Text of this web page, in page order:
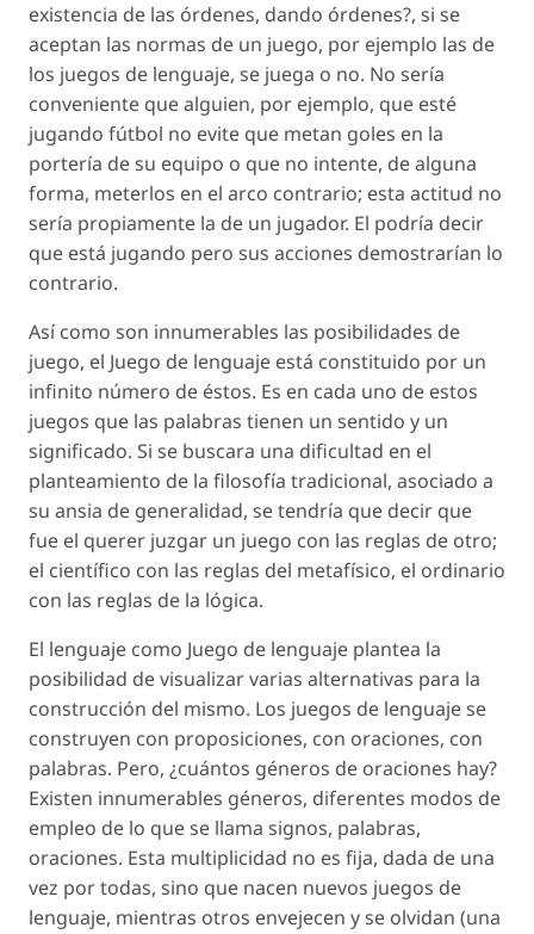
existencia de las órdenes, dando órdenes?, si se
aceptan las normas de un juego, por ejemplo las de
los juegos de lenguaje, se juega o no. No sería
conveniente que alguien, por ejemplo, que esté
jugando fútbol no evite que metan goles en la
portería de su equipo o que no intente, de alguna
forma, meterlos en el arco contrario; esta actitud no
sería propiamente la de un jugador. El podría decir
que está jugando pero sus acciones demostrarían lo
contrario.
Así como son innumerables las posibilidades de
juego, el Juego de lenguaje está constituido por un
infinito número de éstos. Es en cada uno de estos
juegos que las palabras tienen un sentido y un
significado. Si se buscara una dificultad en el
planteamiento de la filosofía tradicional, asociado a
su ansia de generalidad, se tendría que decir que
fue el querer juzgar un juego con las reglas de otro;
el científico con las reglas del metafísico, el ordinario
con las reglas de la lógica.
El lenguaje como Juego de lenguaje plantea la
posibilidad de visualizar varias alternativas para la
construcción del mismo. Los juegos de lenguaje se
construyen con proposiciones, con oraciones, con
palabras. Pero, ¿cuántos géneros de oraciones hay?
Existen innumerables géneros, diferentes modos de
empleo de lo que se llama signos, palabras,
oraciones. Esta multiplicidad no es fija, dada de una
vez por todas, sino que nacen nuevos juegos de
lenguaje, mientras otros envejecen y se olvidan (una